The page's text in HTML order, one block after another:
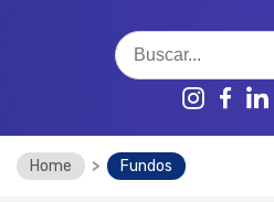
SOBRE O
Home > Fundos